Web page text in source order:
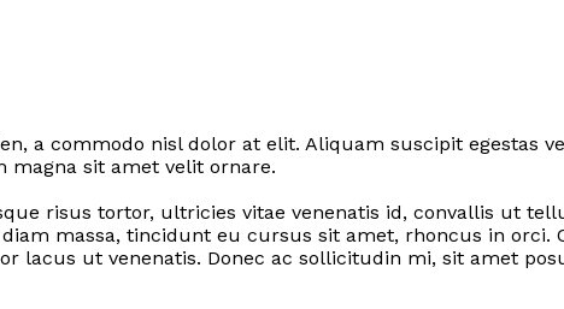
a commodo nisl dolor at elit. Aliquam suscipit egestas
magna sit amet velit ornare.
risus tortor, ultricies vitae venenatis id, convallis ut
massa, tincidunt eu cursus sit amet, rhoncus in
ut venenatis. Donec ac sollicitudin mi, sit amet